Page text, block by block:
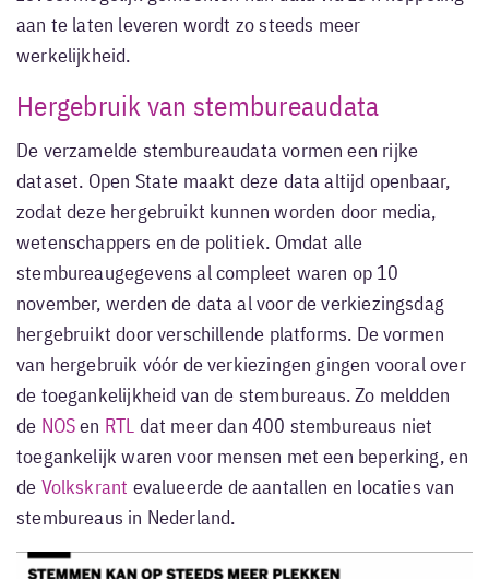
aan te laten leveren wordt zo steeds meer
werkelijkheid.
Hergebruik van stembureaudata
De verzamelde stembureaudata vormen een rijke
dataset. Open State maakt deze data altijd openbaar,
zodat deze hergebruikt kunnen worden door media,
wetenschappers en de politiek. Omdat alle
stembureaugegevens al compleet waren op 10
november, werden de data al voor de verkiezingsdag
hergebruikt door verschillende platforms. De vormen
van hergebruik vóór de verkiezingen gingen vooral over
de toegankelijkheid van de stembureaus. Zo meldden
de NOS en RTL dat meer dan 400 stembureaus niet
toegankelijk waren voor mensen met een beperking, en
de Volkskrant evalueerde de aantallen en locaties van
stembureaus in Nederland.